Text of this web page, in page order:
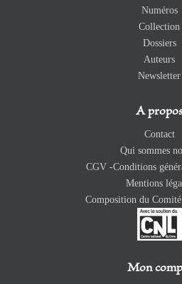
Numéros
Collection
Dossiers
Auteurs
Newsletter
A propos
Contact
Qui sommes
CGV -Conditions
Mentions
Composition du
Mon